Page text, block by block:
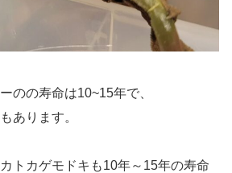
のの寿命は10~15年で、
あります。
トカゲモドキも10年～15年の寿命